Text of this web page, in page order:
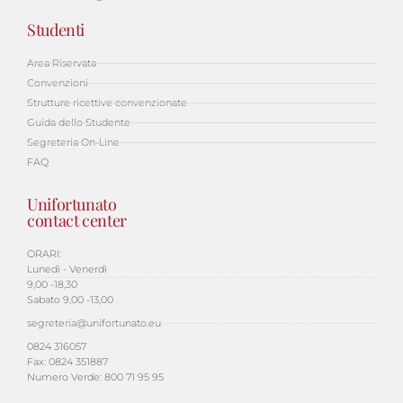
Studenti
Area Riservata
Convenzioni
Strutture ricettive convenzionate
Guida dello Studente
Segreteria On-Line
FAQ
Unifortunato
contact center
ORARI:
Lunedì - Venerdì
9,00 -18,30
Sabato 9,00 -13,00
segreteria@unifortunato.eu
0824 316057
Fax: 0824 351887
Numero Verde: 800 71 95 95